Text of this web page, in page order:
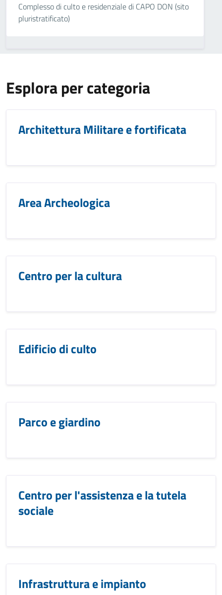
Complesso di culto e residenziale di CAPO DON (sito
pluristratificato)
Esplora per categoria
Architettura Militare e fortificata
Area Archeologica
Centro per la cultura
Edificio di culto
Parco e giardino
Centro per l'assistenza e la tutela
sociale
Infrastruttura e impianto